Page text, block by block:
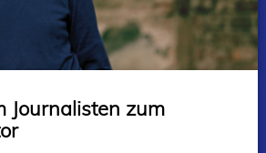
Journalisten zum